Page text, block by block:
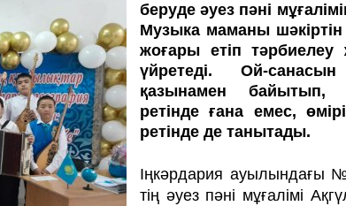
беруде әуез пәні
Музыка маманы
жоғары етіп
үйретеді. Ой-
қазынамен байытып,
ретінде ғана емес,
ретінде де ­танытады.
Іңкәрдария ауылындағы
тің әуез пәні мұғалімі